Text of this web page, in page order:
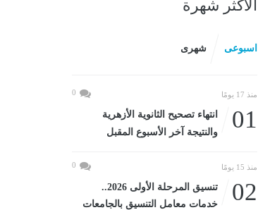
الأكثر شهرة
اسبوعى شهرى
منذ 17 يومًا 0
01
انتهاء تصحيح الثانوية الأزهرية
والنتيجة آخر الأسبوع المقبل
منذ 15 يومًا 0
02
تنسيق المرحلة الأولى 2026..
خدمات معامل التنسيق بالجامعات